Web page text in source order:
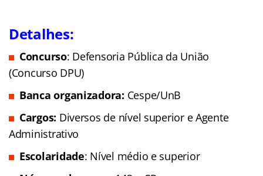
Detalhes:
Concurso: Defensoria Pública da União
(Concurso DPU)
Banca organizadora: Cespe/UnB
Cargos: Diversos de nível superior e Agente
Administrativo
Escolaridade: Nível médio e superior